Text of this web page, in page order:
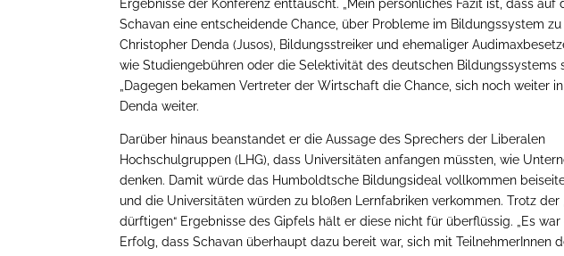
Ergebnisse der Konferenz enttäuscht. „Mein persönliches Fazit ist, dass auf
Schavan eine entscheidende Chance, über Probleme im Bildungssystem
Christopher Denda (Jusos), Bildungsstreiker und ehemaliger
wie Studiengebühren oder die Selektivität des deutschen Bildungssystems
„Dagegen bekamen Vertreter der Wirtschaft die Chance, sich noch weiter
Denda weiter.
Darüber hinaus beanstandet er die Aussage des Sprechers der Liberalen
Hochschulgruppen (LHG), dass Universitäten anfangen müssten, wie
denken. Damit würde das Humboldtsche Bildungsideal vollkommen
und die Universitäten würden zu bloßen Lernfabriken verkommen. Trotz der
dürftigen“ Ergebnisse des Gipfels hält er diese nicht für überflüssig. „Es war
Erfolg, dass Schavan überhaupt dazu bereit war, sich mit TeilnehmerInnen